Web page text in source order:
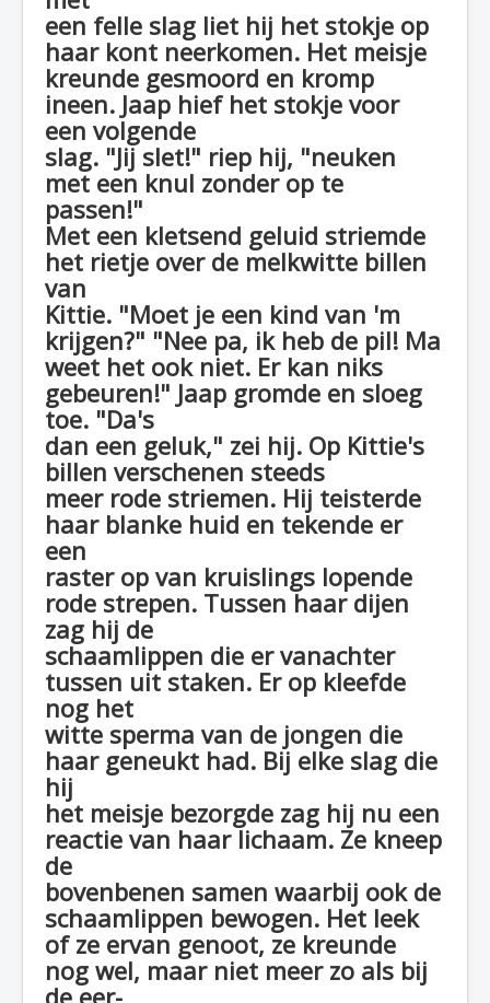
een felle slag liet hij het stokje op
haar kont neerkomen. Het meisje
kreunde gesmoord en kromp
ineen. Jaap hief het stokje voor
een volgende
slag. "Jij slet!" riep hij, "neuken
met een knul zonder op te
passen!"
Met een kletsend geluid striemde
het rietje over de melkwitte billen
van
Kittie. "Moet je een kind van 'm
krijgen?" "Nee pa, ik heb de pil! Ma
weet het ook niet. Er kan niks
gebeuren!" Jaap gromde en sloeg
toe. "Da's
dan een geluk," zei hij. Op Kittie's
billen verschenen steeds
meer rode striemen. Hij teisterde
haar blanke huid en tekende er
een
raster op van kruislings lopende
rode strepen. Tussen haar dijen
zag hij de
schaamlippen die er vanachter
tussen uit staken. Er op kleefde
nog het
witte sperma van de jongen die
haar geneukt had. Bij elke slag die
hij
het meisje bezorgde zag hij nu een
reactie van haar lichaam. Ze kneep
de
bovenbenen samen waarbij ook de
schaamlippen bewogen. Het leek
of ze ervan genoot, ze kreunde
nog wel, maar niet meer zo als bij